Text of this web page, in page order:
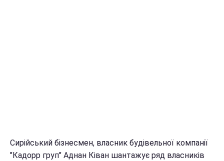
Сирійський бізнесмен, власник будівельної компанії
"Кадорр груп" Аднан Ківан шантажує ряд власників